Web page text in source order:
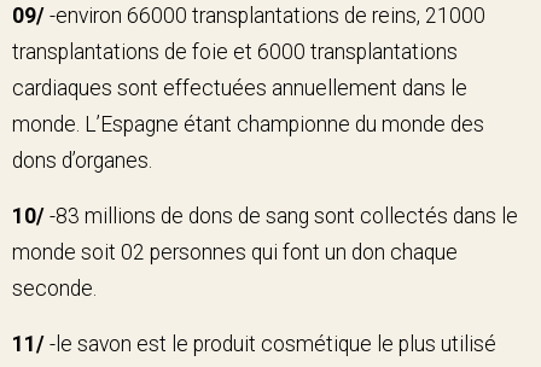
09/ -environ 66000 transplantations de reins, 21000
transplantations de foie et 6000 transplantations
cardiaques sont effectuées annuellement dans le
monde. L’Espagne étant championne du monde des
dons d’organes.
10/ -83 millions de dons de sang sont collectés dans le
monde soit 02 personnes qui font un don chaque
seconde.
11/ -le savon est le produit cosmétique le plus utilisé